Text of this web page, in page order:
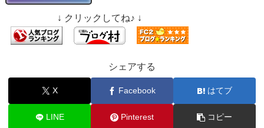
↓ クリックしてね♪ ↓
シェアする
X Facebook はてブ
LINE Pinterest コピー